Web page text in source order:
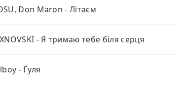
Don Maron - Літаєм
- Я тримаю тебе біля серця
- Ґуля